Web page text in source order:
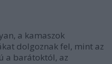
a kamaszok
dolgoznak fel, mint az
a barátoktól, az